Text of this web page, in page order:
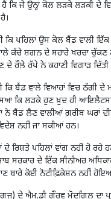
ਕਿ ਜੇ ਉਨ੍ਹਾਂ ਕੋਲ ਲੜਕੇ ਲੜਕੀ ਦੇ
ਕਿ ਪਹਿਲਾਂ ਉਸ ਕੋਲ ਬੈਂਡ ਵਾਲੀ
ਕੱਚੇ ਸ਼ਗਨ ਦੇ ਸਹਾਰੇ ਖਰਚਾ
ਰੌਲ਼ੇ ਰੱਪੇ ਨੇ ਕਹਾਣੀ ਵਿਗਾੜ
ਕਿ ਬੈਂਡ ਵਾਲੇ ਵਿਆਹਾਂ ਵਿਚ
ਕਿ ਲੜਕੇ ਹੁਣ ਖ਼ੁਦ ਹੀ
ਨੇ ਬੈਂਡ ਲੈਣ ਵਾਲੀਆਂ ਗ਼ਰੀਬ ਘਰਾਂ
ਨਹੀਂ ਜਾ ਸਕੀਆਂ ਹਨ।
ਰਿਸ਼ਤੇ ਪਹਿਲਾਂ ਵਾਂਗ ਨਹੀਂ ਹੋ ਰਹੇ
ਸਰਕਾਰ ਦੇ ਇੱਕ ਸੀਨੀਅਰ
ਬਾਰੇ ਕੋਈ ਨੋਟੀਫ਼ਿਕੇਸ਼ਨ ਨਹੀਂ
ਐਮ.ਡੀ ਗੌਰਵ ਮੋਦਗਿਲ ਦਾ